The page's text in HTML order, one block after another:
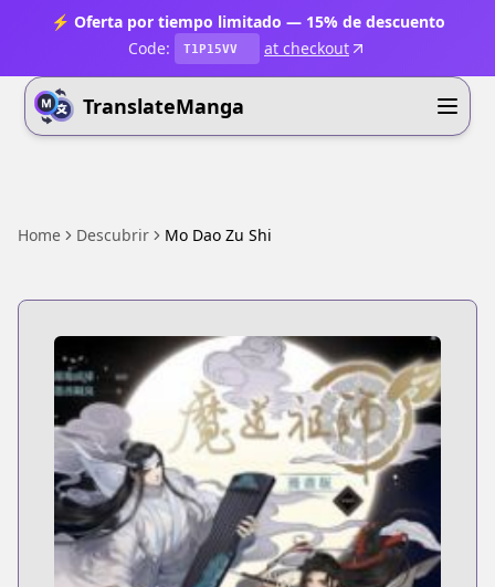
⚡ Oferta por tiempo limitado — 15% de descuento
Code:
T1P15VV at checkout
TranslateManga
Home Descubrir Mo Dao Zu Shi